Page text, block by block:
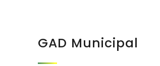
GAD Municipal